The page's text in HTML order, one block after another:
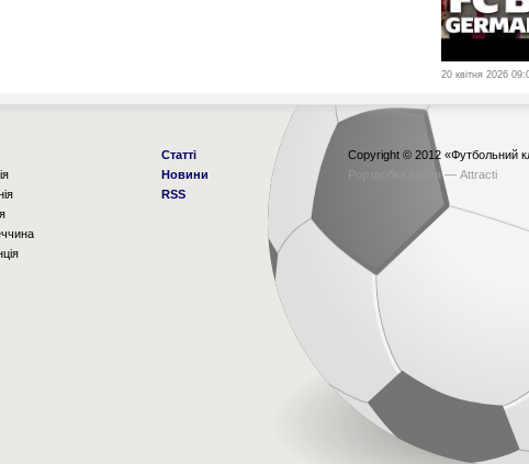
20 квітня 2026
Статті
Новини
RSS
Copyright © 2012 «Футбольний
Рорзробка сайта — Attracti